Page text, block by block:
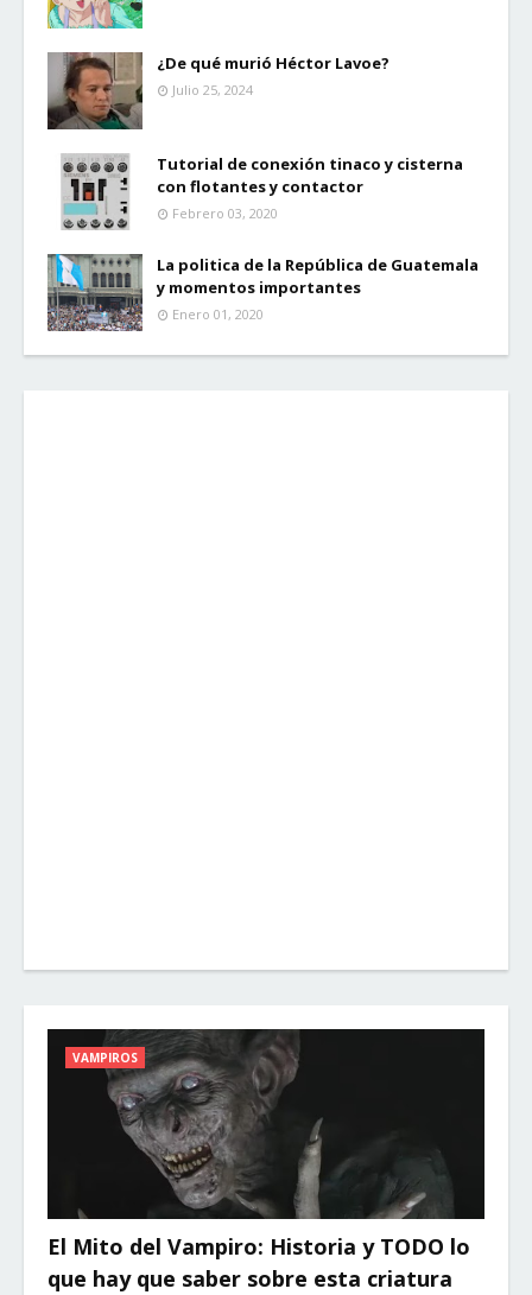
¿De qué murió Héctor Lavoe?
Julio 25, 2024
Tutorial de conexión tinaco y cisterna
con flotantes y contactor
Febrero 03, 2020
La politica de la República de Guatemala
y momentos importantes
Enero 01, 2020
VAMPIROS
El Mito del Vampiro: Historia y TODO lo
que hay que saber sobre esta criatura